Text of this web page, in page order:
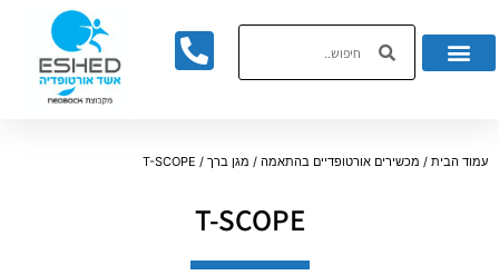
עמוד הבית / מכשירים אורטופדיים בהתאמה / מגן ברך / T-SCOPE
T-SCOPE